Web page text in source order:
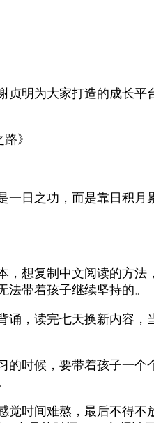
明为大家打造的成长平
》
日之功，而是靠日积月
想复制中文阅读的方法
带着孩子继续坚持的。
，读完七天换新内容，
时候，要带着孩子一个
时间难熬，最后不得不